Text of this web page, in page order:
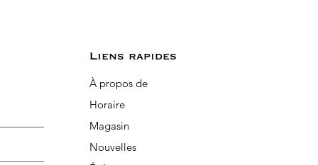
Liens rapides
À propos de
Horaire
Magasin
Nouvelles